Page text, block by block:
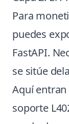
Para
puedes
FastAPI.
se sitúe
Aquí
soporte